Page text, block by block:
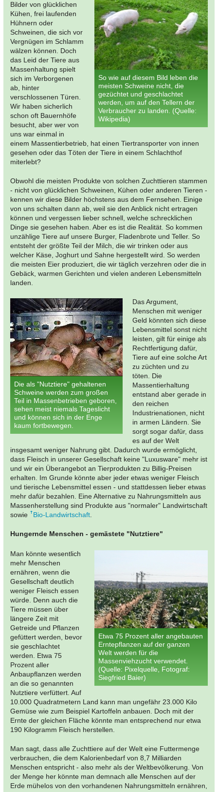
So wie auf diesem Bild leben die
meisten Schweine nicht, die
gezüchtet und geschlachtet
werden, um auf den Tellern der
Verbraucher zu landen. (Quelle:
Wikipedia)
Bilder von glücklichen
Kühen, frei laufenden
Hühnern oder
Schweinen, die sich vor
Vergnügen im Schlamm
wälzen können. Doch
das Leid der Tiere aus
Massenhaltung spielt
sich im Verborgenen
ab, hinter
verschlossenen Türen.
Wir haben sicherlich
schon oft Bauernhöfe
besucht, aber wer von
uns war einmal in
einem Massentierbetrieb, hat einen Tiertransporter von innen
gesehen oder das Töten der Tiere in einem Schlachthof
miterlebt?
Obwohl die meisten Produkte von solchen Zuchttieren stammen
- nicht von glücklichen Schweinen, Kühen oder anderen Tieren -
kennen wir diese Bilder höchstens aus dem Fernsehen. Einige
von uns schalten dann ab, weil sie den Anblick nicht ertragen
können und vergessen lieber schnell, welche schrecklichen
Dinge sie gesehen haben. Aber es ist die Realität. So kommen
unzählige Tiere auf unsere Burger, Fladenbrote und Teller. So
entsteht der größte Teil der Milch, die wir trinken oder aus
welcher Käse, Joghurt und Sahne hergestellt wird. So werden
die meisten Eier produziert, die wir täglich verzehren oder die in
Gebäck, warmen Gerichten und vielen anderen Lebensmitteln
landen.
Die als "Nutztiere" gehaltenen
Schweine werden zum großen
Teil in Massenbetrieben geboren,
sehen meist niemals Tageslicht
und können sich in der Enge
kaum fortbewegen.
Das Argument,
Menschen mit weniger
Geld könnten sich diese
Lebensmittel sonst nicht
leisten, gilt für einige als
Rechtfertigung dafür,
Tiere auf eine solche Art
zu züchten und zu
töten. Die
Massentierhaltung
entstand aber gerade in
den reichen
Industrienationen, nicht
in armen Ländern. Sie
sorgt sogar dafür, dass
es auf der Welt
insgesamt weniger Nahrung gibt. Dadurch wurde ermöglicht,
dass Fleisch in unserer Gesellschaft keine "Luxusware" mehr ist
und wir ein Überangebot an Tierprodukten zu Billig-Preisen
erhalten. Im Grunde könnte aber jeder etwas weniger Fleisch
und tierische Lebensmittel essen - und stattdessen lieber etwas
mehr dafür bezahlen. Eine Alternative zu Nahrungsmitteln aus
Massenherstellung sind Produkte aus "normaler" Landwirtschaft
sowie
Bio-Landwirtschaft.
Hungernde Menschen - gemästete "Nutztiere"
Etwa 75 Prozent aller angebauten
Erntepflanzen auf der ganzen
Welt werden für die
Massenviehzucht verwendet.
(Quelle: Pixelquelle, Fotograf:
Siegfried Baier)
Man könnte wesentlich
mehr Menschen
ernähren, wenn die
Gesellschaft deutlich
weniger Fleisch essen
würde. Denn auch die
Tiere müssen über
längere Zeit mit
Getreide und Pflanzen
gefüttert werden, bevor
sie geschlachtet
werden. Etwa 75
Prozent aller
Anbaupflanzen werden
an die so genannten
Nutztiere verfüttert. Auf
10.000 Quadratmetern Land kann man ungefähr 23.000 Kilo
Gemüse wie zum Beispiel Kartoffeln anbauen. Doch mit der
Ernte der gleichen Fläche könnte man entsprechend nur etwa
190 Kilogramm Fleisch herstellen.
Man sagt, dass alle Zuchttiere auf der Welt eine Futtermenge
verbrauchen, die dem Kalorienbedarf von 8,7 Milliarden
Menschen entspricht - also mehr als der Weltbevölkerung. Von
der Menge her könnte man demnach alle Menschen auf der
Erde mühelos von den vorhandenen Nahrungsmitteln ernähren,